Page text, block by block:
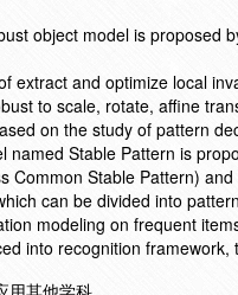
object model is proposed
extract and optimize local
to scale, rotate, affine
on the study of pattern
named Stable Pattern is
Common Stable Pattern)
can be divided into
modeling on frequent
into recognition
用其他学科